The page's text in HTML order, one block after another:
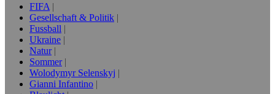
FIFA
Gesellschaft & Politik
Fussball
Ukraine
Natur
Sommer
Wolodymyr Selenskyj
Gianni Infantino